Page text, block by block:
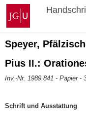
Zum
Inhalt
springen
Johannes
Gutenberg-
Universität
Mainz
Speyer,
Pius II.:
Inv.-Nr. 1989.841 - Papier -
Schrift und Ausstattung